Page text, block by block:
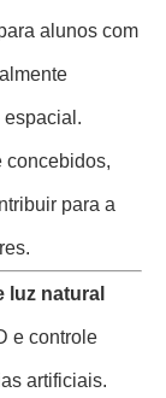
alunos com
espacial.
concebidos,
para a
luz natural
e controle
artificiais.